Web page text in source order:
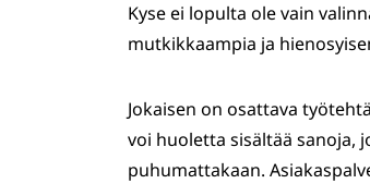
Kyse ei lopulta ole vain
mutkikkaampia ja
Jokaisen on osattava
voi huoletta sisältää sanoja,
puhumattakaan.